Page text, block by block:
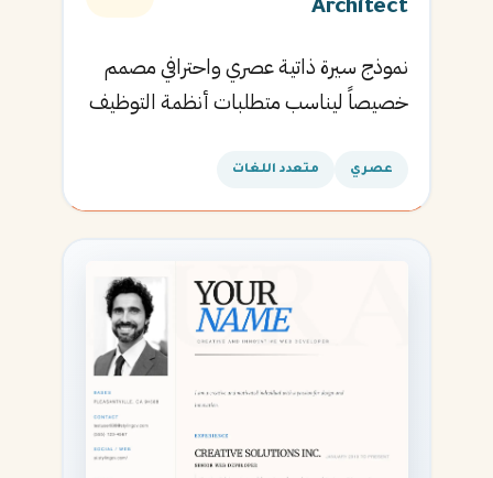
Architect
نموذج سيرة ذاتية عصري واحترافي مصمم
خصيصاً ليناسب متطلبات أنظمة التوظيف
القادمة.
عصري متعدد اللغات